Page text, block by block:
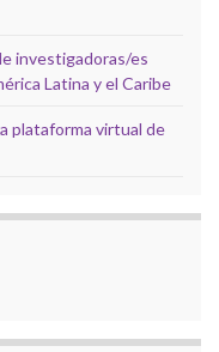
investigadoras/es
Latina y el Caribe
plataforma virtual de